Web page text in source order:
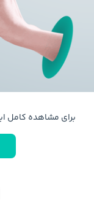
برای مشاهده کامل